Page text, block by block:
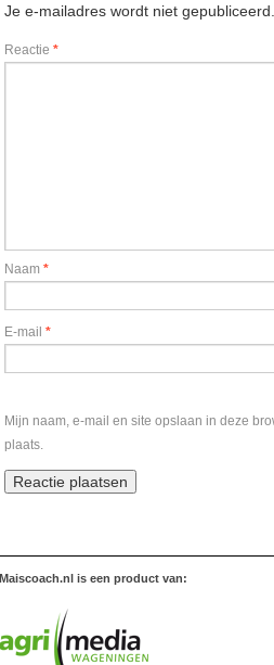
Je e-mailadres wordt niet gepubliceerd.
Reactie *
Naam *
E-mail *
Mijn naam, e-mail en site opslaan in deze
plaats.
Maiscoach.nl is een product van: